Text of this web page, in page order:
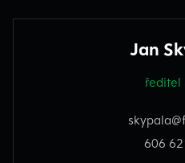
Jan
ředitel
606